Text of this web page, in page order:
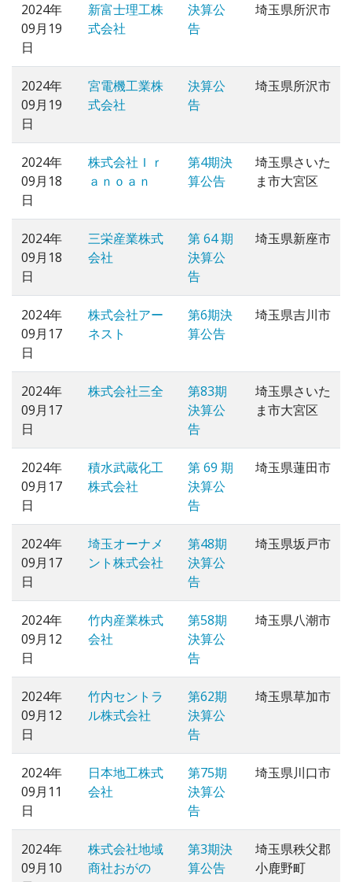
2024年
09月19
日
新富士理工株
式会社
決算公
告
埼玉県所沢市
2024年
09月19
日
宮電機工業株
式会社
決算公
告
埼玉県所沢市
2024年
09月18
日
株式会社Ｉｒ
ａｎｏａｎ
第4期決
算公告
埼玉県さいた
ま市大宮区
2024年
09月18
日
三栄産業株式
会社
第 64 期
決算公
告
埼玉県新座市
2024年
09月17
日
株式会社アー
ネスト
第6期決
算公告
埼玉県吉川市
2024年
09月17
日
株式会社三全
第83期
決算公
告
埼玉県さいた
ま市大宮区
2024年
09月17
日
積水武蔵化工
株式会社
第 69 期
決算公
告
埼玉県蓮田市
2024年
09月17
日
埼玉オーナメ
ント株式会社
第48期
決算公
告
埼玉県坂戸市
2024年
09月12
日
竹内産業株式
会社
第58期
決算公
告
埼玉県八潮市
2024年
09月12
日
竹内セントラ
ル株式会社
第62期
決算公
告
埼玉県草加市
2024年
09月11
日
日本地工株式
会社
第75期
決算公
告
埼玉県川口市
2024年
09月10
株式会社地域
商社おがの
第3期決
算公告
埼玉県秩父郡
小鹿野町